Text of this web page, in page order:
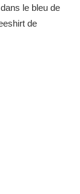
le bleu de
de